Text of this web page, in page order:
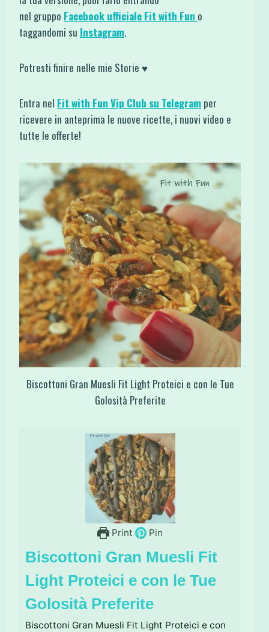
nel gruppo Facebook ufficiale Fit with Fun o
taggandomi su Instagram.
Potresti finire nelle mie Storie ♥
Entra nel Fit with Fun Vip Club su Telegram per
ricevere in anteprima le nuove ricette, i nuovi video e
tutte le offerte!
Biscottoni Gran Muesli Fit Light Proteici e con le Tue
Golosità Preferite
Print Pin
Biscottoni Gran Muesli Fit
Light Proteici e con le Tue
Golosità Preferite
Biscottoni Gran Muesli Fit Light Proteici e con